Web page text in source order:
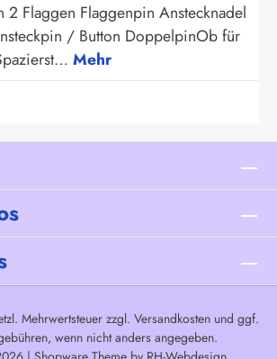
2 Flaggen Flaggenpin Anstecknadel
/ Button DoppelpinOb für
Mehr
Mehrwertsteuer zzgl. Versandkostenund ggf.
wenn nicht anders angegeben.